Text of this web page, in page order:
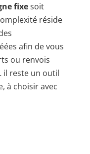
fixesoit
réside
afin de vous
ou renvois
il reste un outil
à choisir avec